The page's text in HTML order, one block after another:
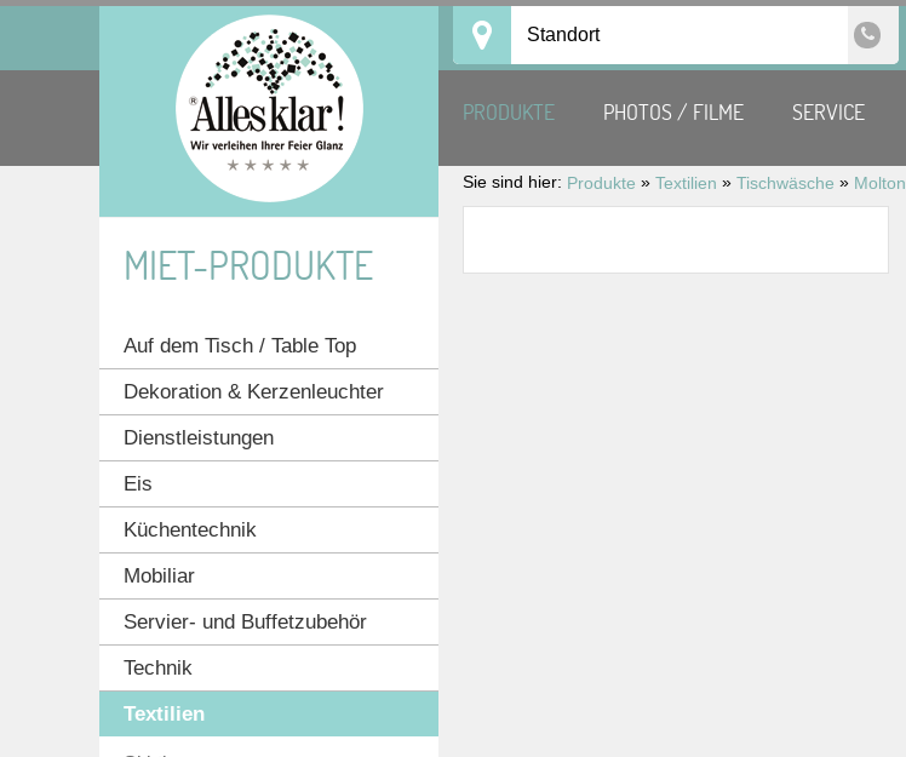
Standort
PRODUKTE PHOTOS / FILME SERVICE
Sie sind hier: Produkte » Textilien » Tischwäsche » Molton
MIET-PRODUKTE
Auf dem Tisch / Table Top
Dekoration & Kerzenleuchter
Dienstleistungen
Eis
Küchentechnik
Mobiliar
Servier- und Buffetzubehör
Technik
Textilien